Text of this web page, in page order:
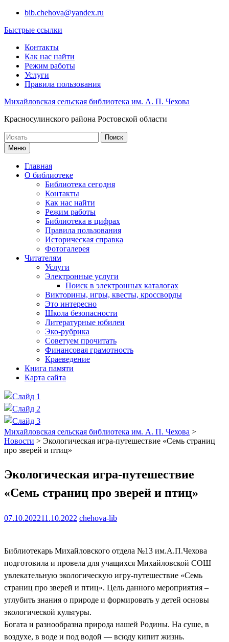
Перейти
содержимому
bib.chehova@yandex.ru
Быстрые ссылки
Контакты
Как нас найти
Режим работы
Услуги
Правила пользования
Михайловская сельская библиотека им. А. П. Чехова
Красносулинского района Ростовской области
Поиск
по:Меню
Главная
О библиотеке
Библиотека сегодня
Контакты
Как нас найти
Режим работы
Библиотека в цифрах
Правила пользования
Историческая справка
Фотогалерея
Читателям
Услуги
Электронные услуги
Поиск в электронных каталогах
Викторины, игры, квесты, кроссворды
Это интересно
Школа безопасности
Литературные юбилеи
Эко-рубрика
Советуем прочитать
Финансовая грамотность
Краеведение
Книга памяти
Карта сайта
Михайловская сельская библиотека им. А. П. Чехова >
Новости > Экологическая игра-путешествие «Семь страниц
про зверей и птиц»
Экологическая игра-путешествие
«Семь страниц про зверей и птиц»
07.10.202211.10.2022 chehova-lib
Библиотекарь Михайловского отдела №13 им.А.П.Чехова
подготовила и провела для учащихся Михайловской СОШ
увлекательную экологическую игру-путешествие «Семь
страниц про зверей и птиц». Цель данного мероприятия –
углубить знания о природе и формировать у детей основы
экологической культуры.
Богата и разнообразна природа нашей Родины. На суше, в
воздухе, в воде и под водой — всюду кипит жизнь.